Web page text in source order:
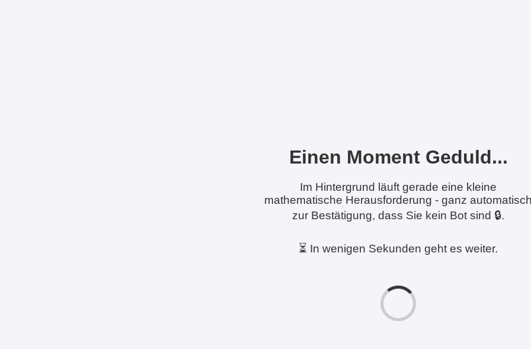
Einen Moment Geduld...
Im Hintergrund läuft gerade eine kleine
mathematische Herausforderung - ganz
zur Bestätigung, dass Sie kein Bot sind 🔒.
⏳ In wenigen Sekunden geht es weiter.